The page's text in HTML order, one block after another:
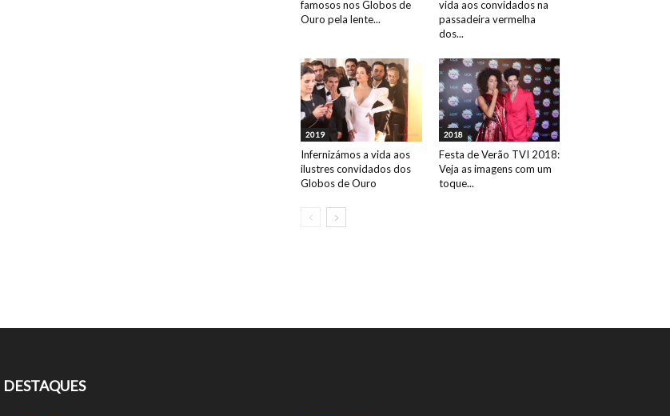
famosos nos Globos de
Ouro pela lente...
vida aos convidados na
passadeira vermelha
dos...
2019
Infernizámos a vida aos
ilustres convidados dos
Globos de Ouro
2018
Festa de Verão TVI 2018:
Veja as imagens com um
toque...
DESTAQUES